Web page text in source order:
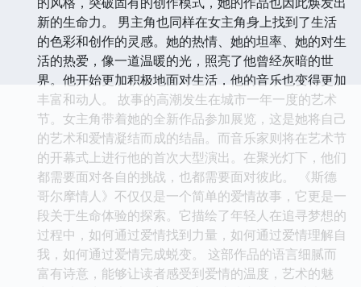
新的生命力。 男主角也同样在女主角身上找到了生活
的色彩和创作的灵感。她的热情、她的坦率、她的对生
活的热爱，像一道温暖的光，照亮了他曾经灰暗的世
界。他开始更加积极地面对生活，他的音乐也变得更加
丰富和动人。 故事的高潮发生在城市一年一度的艺术
节。女主角带着她的全新作品参加展览，这是她将自己
的艺术和爱情凝结而成的结晶。而音乐家则将在艺术节
的开幕式上进行他的首次大型演出。在聚光灯下，他们
都需要面对各自的挑战，也都需要面对彼此。 《斯德
哥尔摩情人》不仅仅是一个简单的爱情故事，它更是一
段关于生命体验的探索。它描绘了年轻人在追寻梦想的
过程中，如何通过爱情找到力量，如何通过爱情理解自
我，如何通过爱情完成蜕变。 这部作品的语言细腻而
富有诗意，能够让读者感受到爱情的温度，艺术的魅